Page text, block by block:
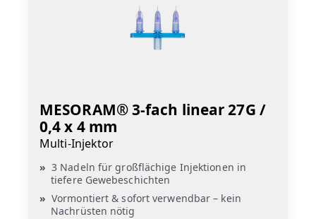
MESORAM® 3-fach linear 27G /
0,4 x 4 mm
Multi-Injektor
3 Nadeln für großflächige Injektionen in
tiefere Gewebeschichten
Vormontiert & sofort verwendbar – kein
Nachrüsten nötig